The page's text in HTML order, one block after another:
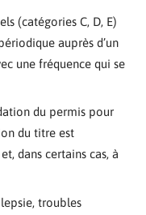
(catégories C, D, E)
auprès d’un
une fréquence qui se
du permis pour
du titre est
dans certains cas, à
troubles